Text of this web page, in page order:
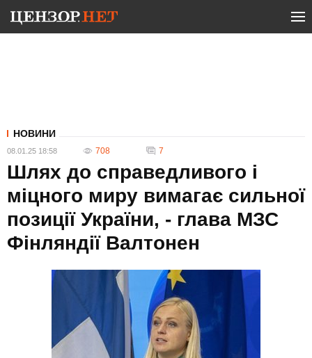
НОВИНИ
08.01.25 18:58 708 7
Шлях до справедливого і
міцного миру вимагає сильної
позиції України, - глава МЗС
Фінляндії Валтонен